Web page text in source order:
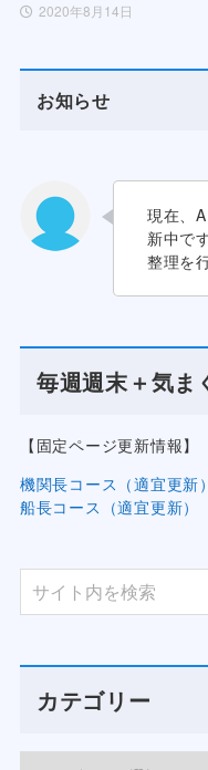
2020年8月14日
お知らせ
現在、
新中で
整理を
毎週週末＋気ま
【固定ページ更新情報】
機関長コース（適宜更新）
船長コース（適宜更新）
カテゴリー